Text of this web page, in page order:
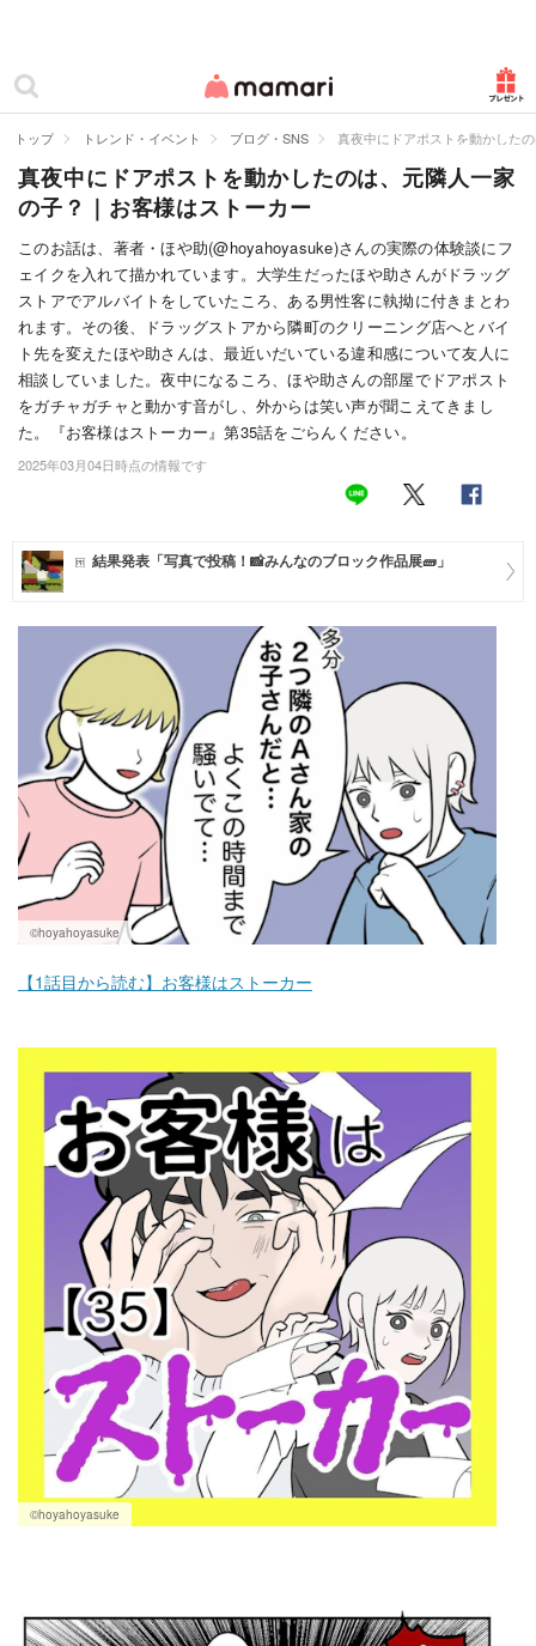
ママリ
カテゴリー一覧
妊娠
赤ちゃん・育児
子育て・家族
病院
美容・ファッション
お仕事
マネー
トレンド・イベント
トップ トレンド・イベント ブログ・SNS 真夜中にドアポストを動かした
真夜中にドアポストを動かしたのは、元隣人一家
の子？｜お客様はストーカー
このお話は、著者・ほや助(@hoyahoyasuke)さんの実際の体験談にフ
ェイクを入れて描かれています。大学生だったほや助さんがドラッグ
ストアでアルバイトをしていたころ、ある男性客に執拗に付きまとわ
れます。その後、ドラッグストアから隣町のクリーニング店へとバイ
ト先を変えたほや助さんは、最近いだいている違和感について友人に
相談していました。夜中になるころ、ほや助さんの部屋でドアポスト
をガチャガチャと動かす音がし、外からは笑い声が聞こえてきまし
た。『お客様はストーカー』第35話をごらんください。
2025年03月04日時点の情報です
結果発表「写真で投稿！📸みんなのブロック作品展🧱」
©hoyahoyasuke
【1話目から読む】お客様はストーカー
©hoyahoyasuke